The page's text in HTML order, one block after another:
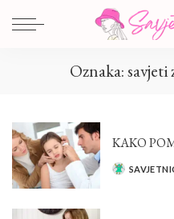
Oznaka:savjeti
KAKO
POSTED